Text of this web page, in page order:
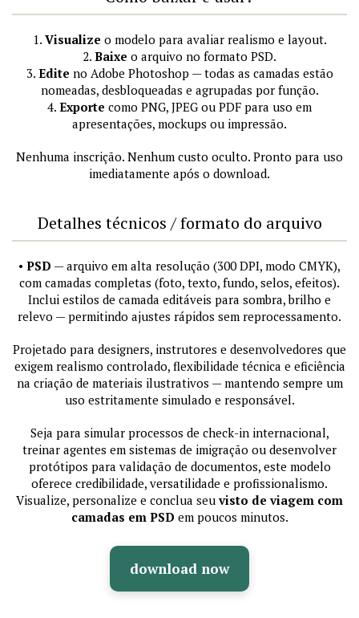
1. Visualize o modelo para avaliar realismo e layout.
2. Baixe o arquivo no formato PSD.
3. Edite no Adobe Photoshop — todas as camadas estão
nomeadas, desbloqueadas e agrupadas por função.
4. Exporte como PNG, JPEG ou PDF para uso em
apresentações, mockups ou impressão.
Nenhuma inscrição. Nenhum custo oculto. Pronto para uso
imediatamente após o download.
Detalhes técnicos / formato do arquivo
• PSD — arquivo em alta resolução (300 DPI, modo CMYK),
com camadas completas (foto, texto, fundo, selos, efeitos).
Inclui estilos de camada editáveis para sombra, brilho e
relevo — permitindo ajustes rápidos sem reprocessamento.
Projetado para designers, instrutores e desenvolvedores que
exigem realismo controlado, flexibilidade técnica e eficiência
na criação de materiais ilustrativos — mantendo sempre um
uso estritamente simulado e responsável.
Seja para simular processos de check-in internacional,
treinar agentes em sistemas de imigração ou desenvolver
protótipos para validação de documentos, este modelo
oferece credibilidade, versatilidade e profissionalismo.
Visualize, personalize e conclua seuvisto de viagem com
camadas em PSD em poucos minutos.
download now